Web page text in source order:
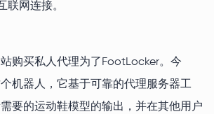
联网连接。
购买私人代理为了FootLocker。今
机器人，它基于可靠的代理服务器工
要的运动鞋模型的输出，并在其他用户